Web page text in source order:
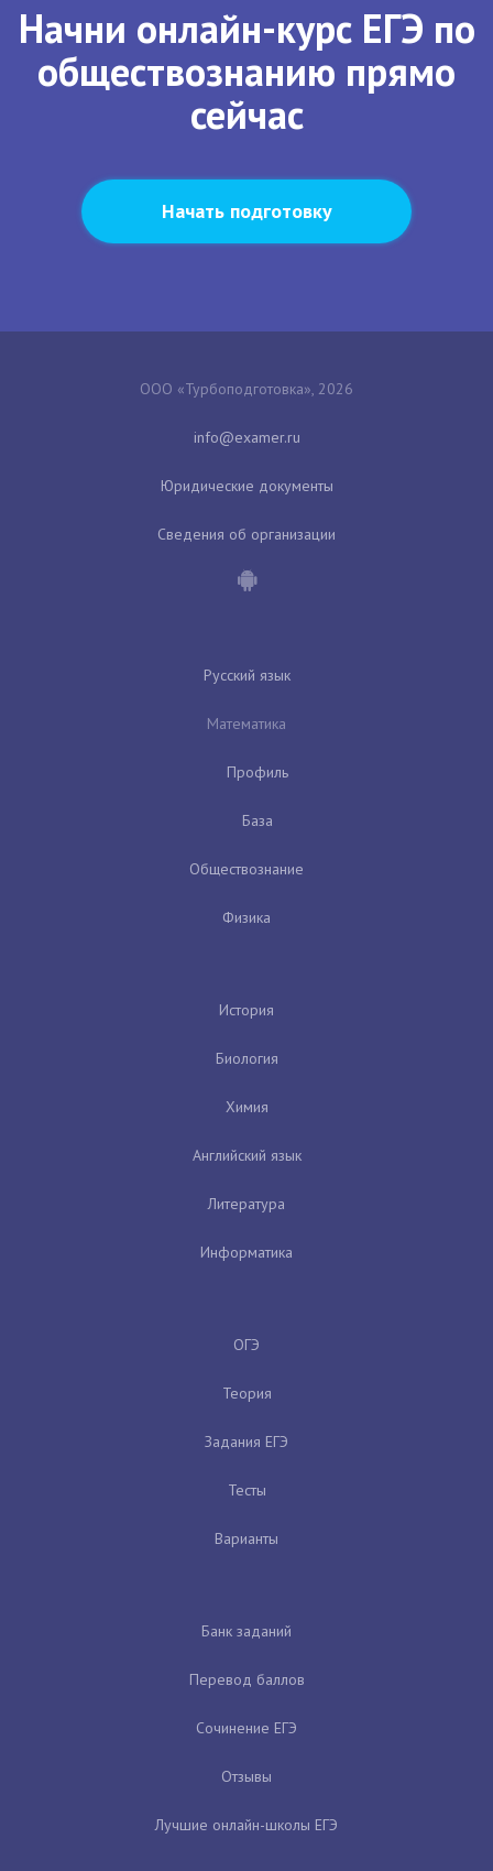
Начни онлайн-курс ЕГЭ по
обществознанию прямо
сейчас
Начать подготовку
ООО «Турбоподготовка», 2026
Юридические документы
Сведения об организации
Русский язык
Математика
Профиль
База
Обществознание
Физика
История
Биология
Химия
Английский язык
Литература
Информатика
ОГЭ
Теория
Задания ЕГЭ
Тесты
Варианты
Банк заданий
Перевод баллов
Сочинение ЕГЭ
Отзывы
Лучшие онлайн-школы ЕГЭ